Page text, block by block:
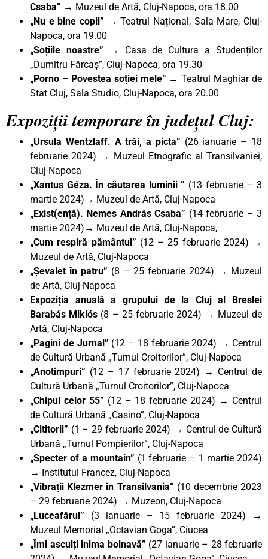
Csaba” → Muzeul de Artă, Cluj-Napoca, ora 18.00
„Nu e bine copii” → Teatrul Național, Sala Mare, Cluj-
Napoca, ora 19.00
„Soțiile noastre” → Casa de Cultura a Studenților
„Dumitru Fărcaș”, Cluj-Napoca, ora 19.30
„Porno – Povestea soției mele” →Teatrul Maghiar de
Stat Cluj, Sala Studio, Cluj-Napoca, ora 20.00
Expoziții temporare în județul Cluj:
„Ursula Wentzlaff. A trăi, a picta” (26 ianuarie – 18
februarie 2024) → Muzeul Etnografic al Transilvaniei,
Cluj-Napoca
„Xantus Géza. În căutarea luminii ” (13 februarie – 3
martie 2024)→ Muzeul de Artă, Cluj-Napoca
„Exist(ență). Nemes András Csaba” (14 februarie – 3
martie 2024)→ Muzeul de Artă, Cluj-Napoca,
„Cum respiră pământul” (12 – 25 februarie 2024) →
Muzeul de Artă, Cluj-Napoca
„Șevalet în patru” (8 – 25 februarie 2024) → Muzeul
de Artă, Cluj-Napoca
Expoziția anuală a grupului de la Cluj al Breslei
Barabás Miklós (8 – 25 februarie 2024) → Muzeul de
Artă, Cluj-Napoca
„Pagini de Jurnal” (12 – 18 februarie 2024) → Centrul
de Cultură Urbană „Turnul Croitorilor”, Cluj-Napoca
„Anotimpuri” (12 – 17 februarie 2024) → Centrul de
Cultură Urbană „Turnul Croitorilor”, Cluj-Napoca
„Chipul celor 55” (12 – 18 februarie 2024) → Centrul
de Cultură Urbană „Casino”, Cluj-Napoca
„Cititorii” (1 – 29 februarie 2024) → Centrul de Cultură
Urbană „Turnul Pompierilor”, Cluj-Napoca
„Specter of a mountain” (1 februarie – 1 martie 2024)
→ Institutul Francez, Cluj-Napoca
„Vibrații Klezmer în Transilvania” (10 decembrie 2023
– 29 februarie 2024) → Muzeon, Cluj-Napoca
„Luceafărul” (3 ianuarie – 15 februarie 2024) →
Muzeul Memorial „Octavian Goga”, Ciucea
„Îmi asculți inima bolnavă” (27 ianuarie – 28 februarie